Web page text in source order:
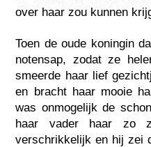
over haar zou kunnen
Toen de oude koningin
notensap, zodat ze
smeerde haar lief
en bracht haar mooie
was onmogelijk de
haar vader haar zo
verschrikkelijk en hij zei